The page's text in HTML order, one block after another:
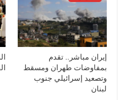
إيران مباشر.. تقدم
بمفاوضات طهران ومسقط
وتصعيد إسرائيلي جنوب
لبنان